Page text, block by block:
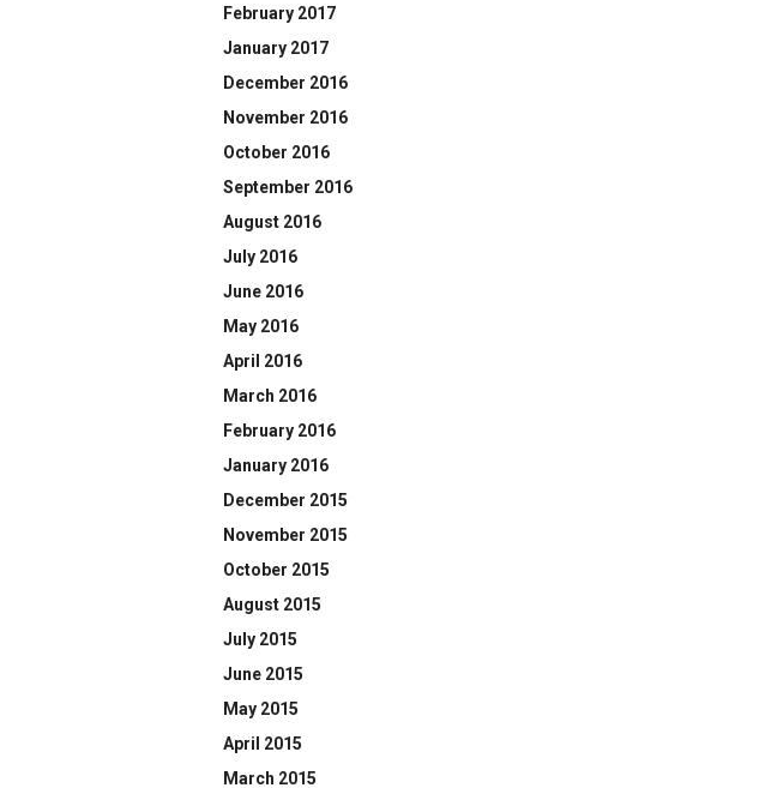
February 2017
January 2017
December 2016
November 2016
October 2016
September 2016
August 2016
July 2016
June 2016
May 2016
April 2016
March 2016
February 2016
January 2016
December 2015
November 2015
October 2015
August 2015
July 2015
June 2015
May 2015
April 2015
March 2015